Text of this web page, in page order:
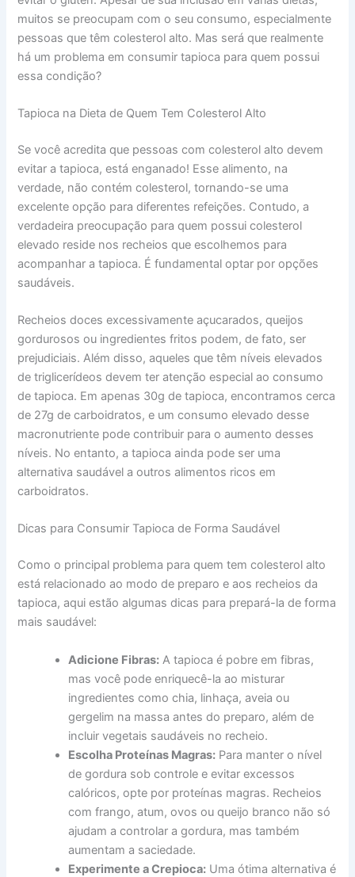
muitos se preocupam com o seu consumo, especialmente
pessoas que têm colesterol alto. Mas será que realmente
há um problema em consumir tapioca para quem possui
essa condição?
Tapioca na Dieta de Quem Tem Colesterol Alto
Se você acredita que pessoas com colesterol alto devem
evitar a tapioca, está enganado! Esse alimento, na
verdade, não contém colesterol, tornando-se uma
excelente opção para diferentes refeições. Contudo, a
verdadeira preocupação para quem possui colesterol
elevado reside nos recheios que escolhemos para
acompanhar a tapioca. É fundamental optar por opções
saudáveis.
Recheios doces excessivamente açucarados, queijos
gordurosos ou ingredientes fritos podem, de fato, ser
prejudiciais. Além disso, aqueles que têm níveis elevados
de triglicerídeos devem ter atenção especial ao consumo
de tapioca. Em apenas 30g de tapioca, encontramos cerca
de 27g de carboidratos, e um consumo elevado desse
macronutriente pode contribuir para o aumento desses
níveis. No entanto, a tapioca ainda pode ser uma
alternativa saudável a outros alimentos ricos em
carboidratos.
Dicas para Consumir Tapioca de Forma Saudável
Como o principal problema para quem tem colesterol alto
está relacionado ao modo de preparo e aos recheios da
tapioca, aqui estão algumas dicas para prepará-la de forma
mais saudável:
Adicione Fibras: A tapioca é pobre em fibras,
mas você pode enriquecê-la ao misturar
ingredientes como chia, linhaça, aveia ou
gergelim na massa antes do preparo, além de
incluir vegetais saudáveis no recheio.
Escolha Proteínas Magras: Para manter o nível
de gordura sob controle e evitar excessos
calóricos, opte por proteínas magras. Recheios
com frango, atum, ovos ou queijo branco não só
ajudam a controlar a gordura, mas também
aumentam a saciedade.
Experimente a Crepioca: Uma ótima alternativa é